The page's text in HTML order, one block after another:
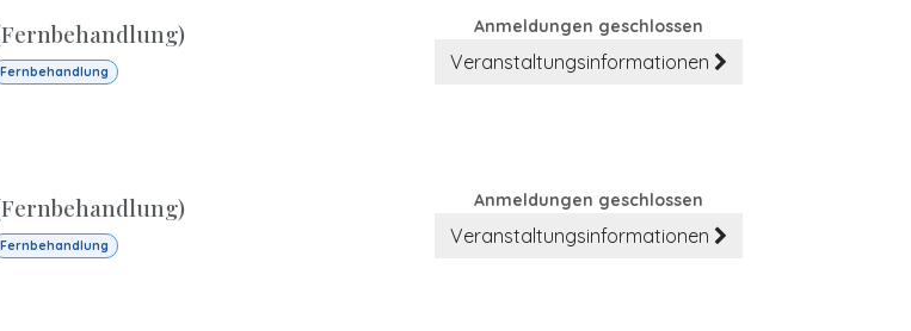
Fernbehandlung
Anmeldungen geschlossen
Veranstaltungsinformationen
Fernbehandlung
Anmeldungen geschlossen
Veranstaltungsinformationen